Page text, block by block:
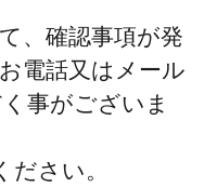
、確認事項が発
電話又はメール
事がございま
さい。